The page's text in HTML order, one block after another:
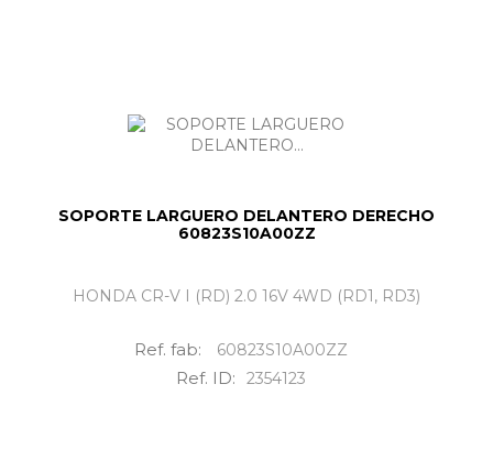
SOPORTE LARGUERO DELANTERO DERECHO
60823S10A00ZZ
HONDA CR-V I (RD) 2.0 16V 4WD (RD1, RD3)
Ref. fab: 60823S10A00ZZ
Ref. ID: 2354123